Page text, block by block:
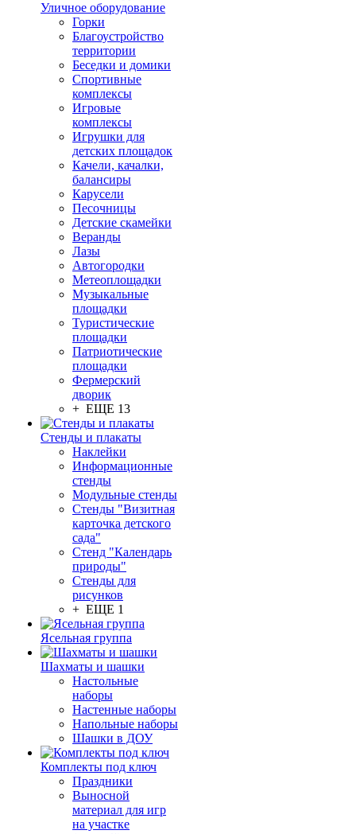
Уличное оборудование
Горки
Благоустройство
территории
Беседки и домики
Спортивные
комплексы
Игровые
комплексы
Игрушки для
детских площадок
Качели, качалки,
балансиры
Карусели
Песочницы
Детские скамейки
Веранды
Лазы
Автогородки
Метеоплощадки
Музыкальные
площадки
Туристические
площадки
Патриотические
площадки
Фермерский
дворик
+ ЕЩЕ 13
Стенды и плакаты
Наклейки
Информационные
стенды
Модульные стенды
Стенды "Визитная
карточка детского
сада"
Стенд "Календарь
природы"
Стенды для
рисунков
+ ЕЩЕ 1
Ясельная группа
Шахматы и шашки
Настольные
наборы
Настенные наборы
Напольные наборы
Шашки в ДОУ
Комплекты под ключ
Праздники
Выносной
материал для игр
на участке